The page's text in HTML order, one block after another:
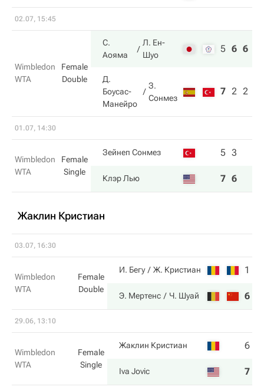
02.07, 15:45
Wimbledon
WTA
Female
Double
С.
Аояма
Л. Ен-
Шуо
5 6 6
Д.
Боусас-
Манейро
З.
Сонмез
7 2 2
01.07, 14:30
Wimbledon
WTA
Female
Single
Зейнеп Сонмез 5 3
Клэр Лью 7 6
Жаклин Кристиан
03.07, 16:30
Wimbledon
WTA
Female
Double
И. Бегу Ж. Кристиан 1
Э. Мертенс Ч. Шуай 6
29.06, 13:10
Wimbledon
WTA
Female
Single
Жаклин Кристиан 6
Iva Jovic 7